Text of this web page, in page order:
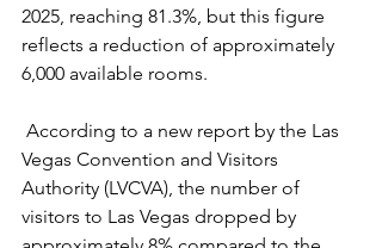
2025, reaching 81.3%, but this figure
reflects a reduction of approximately
6,000 available rooms.
According to a new report by the Las
Vegas Convention and Visitors
Authority (LVCVA), the number of
visitors to Las Vegas dropped by